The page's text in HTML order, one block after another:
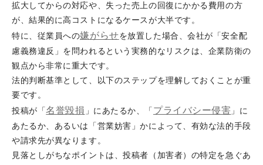
拡大してからの対応や、失った売上の回復にかかる費用の方
が、結果的に高コストになるケースが大半です。
特に、従業員への嫌がらせを放置した場合、会社が「安全配
慮義務違反」を問われるという実務的なリスクは、企業防衛の
観点から非常に重大です。
法的判断基準として、以下のステップを理解しておくことが重
要です。
投稿が「名誉毀損 」にあたるか、「 プライバシー侵害 」に
あたるか、あるいは「営業妨害」かによって、有効な法的手段
や請求先が異なります。
見落としがちなポイントは、投稿者（加害者）の特定を急ぐあ